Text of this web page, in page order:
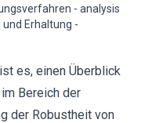
- analysis
Erhaltung -
es, einen Überblick
Bereich der
der Robustheit von